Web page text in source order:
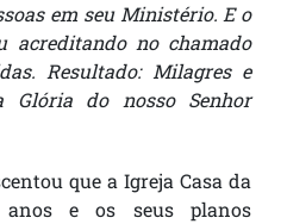
em seu Ministério. E o
acreditando no chamado
Resultado: Milagres e
Glória do nosso Senhor
que a Igreja Casa da
anos e os seus planos